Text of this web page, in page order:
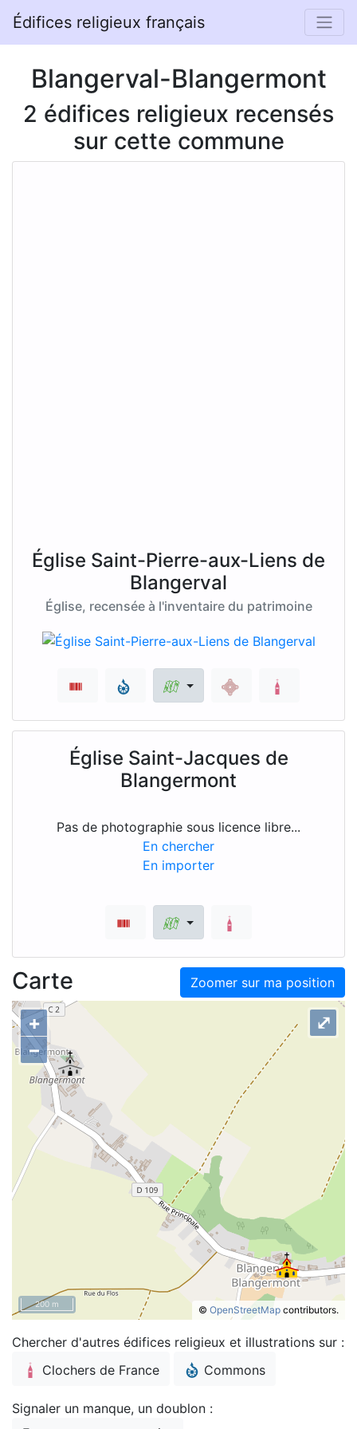
Édifices religieux français
Blangerval-Blangermont
2 édifices religieux recensés
sur cette commune
Église Saint-Pierre-aux-Liens de
Blangerval
Église, recensée à l'inventaire du patrimoine
Église Saint-Jacques de
Blangermont
Pas de photographie sous licence libre...
En chercher
En importer
Zoomer sur ma position
Carte
+
–
© OpenStreetMap contributors.
⤢
200 m
Chercher d'autres édifices religieux et illustrations sur :
Clochers de France
Commons
Signaler un manque, un doublon :